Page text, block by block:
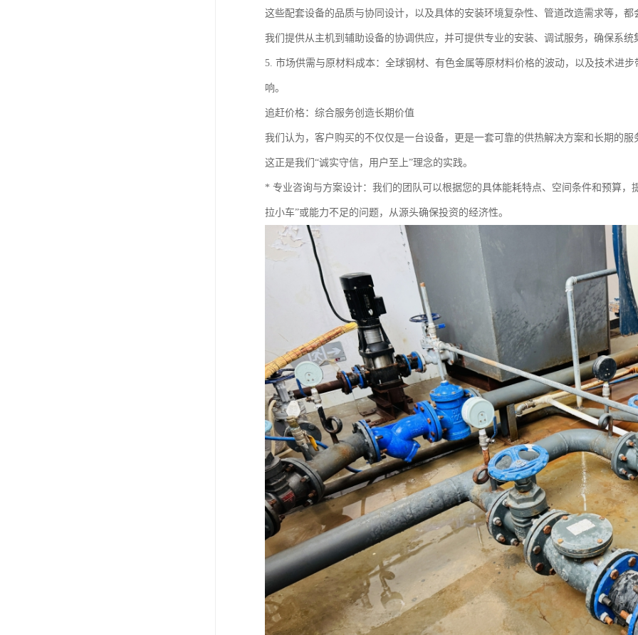
这些配套设备的品质与协同设计，以及具体的安装环境复杂性、管道改造需求等，都
我们提供从主机到辅助设备的协调供应，并可提供专业的安装、调试服务，确保系统
5. 市场供需与原材料成本：全球钢材、有色金属等原材料价格的波动，以及技术进
响。
追赶价格：综合服务创造长期价值
我们认为，客户购买的不仅仅是一台设备，更是一套可靠的供热解决方案和长期的服
这正是我们“诚实守信，用户至上”理念的实践。
* 专业咨询与方案设计：我们的团队可以根据您的具体能耗特点、空间条件和预算，
拉小车”或能力不足的问题，从源头确保投资的经济性。